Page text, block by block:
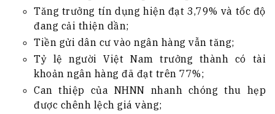
Tăng trưởng tín dụng hiện đạt 3,79% và tốc độ
đang cải thiện dần;
Tiền gửi dân cư vào ngân hàng vẫn tăng;
Tỷ lệ người Việt Nam trưởng thành có tài
khoản ngân hàng đã đạt trên 77%;
Can thiệp của NHNN nhanh chóng thu hẹp
được chênh lệch giá vàng;